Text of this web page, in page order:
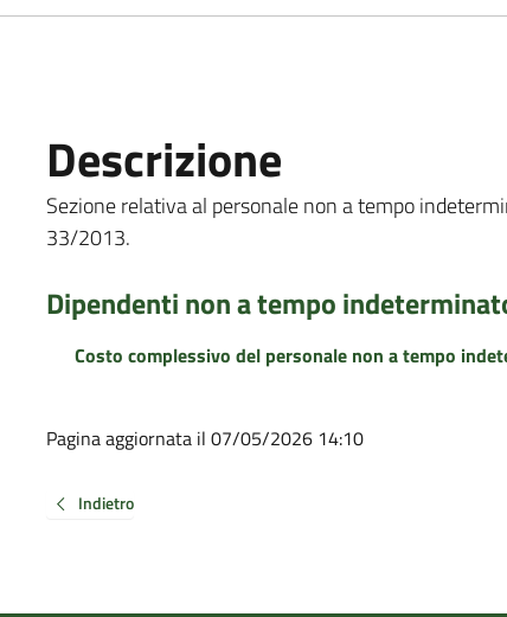
Descrizione
Sezione relativa al personale non a tempo
33/2013.
Dipendenti non a tempo
Costo complessivo del personale non a tempo
Pagina aggiornata il 07/05/2026 14:10
Indietro